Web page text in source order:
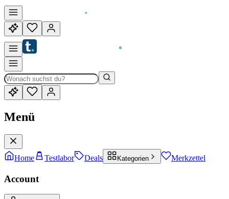
Menü
Home Testlabor Deals Kategorien Merkzettel
Account